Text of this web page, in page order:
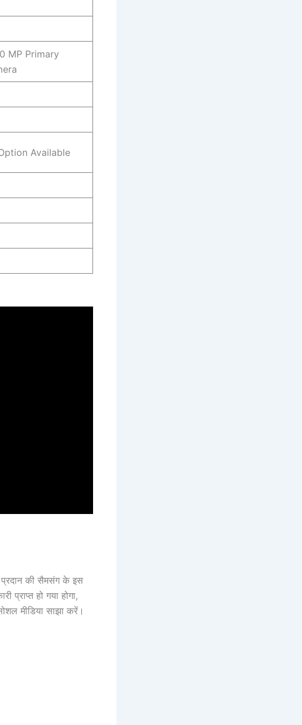
MP Primary
Available
प्रदान की सैमसंग के इस
प्राप्त हो गया होगा,
मीडिया साझा करें।